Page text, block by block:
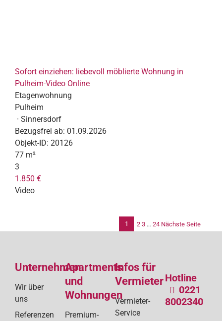
Sofort einziehen: liebevoll möblierte Wohnung in
Pulheim-Video Online
Etagenwohnung
Pulheim
· Sinnersdorf
Bezugsfrei ab: 01.09.2026
Objekt-ID: 20126
77 m²
3
1.850 €
Video
1 2 3 … 24 Nächste Seite
Unternehmen
Wir über
uns
Referenzen
Apartments
und
Wohnungen
Premium-
Infos für
Vermieter
Vermieter-
Service
Hotline
0221
8002340